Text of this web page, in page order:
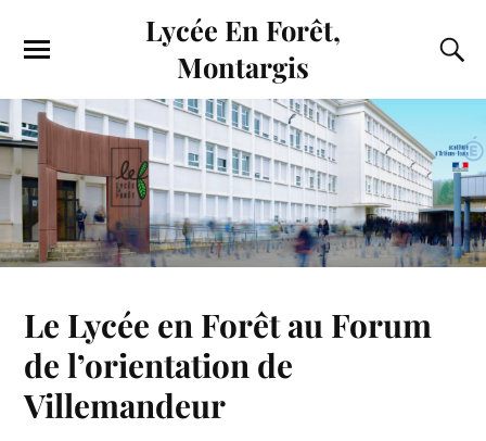
Lycée En Forêt,
Montargis
Le Lycée en Forêt au Forum
de l’orientation de
Villemandeur